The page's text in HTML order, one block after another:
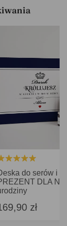
do serów i
DLA
zł